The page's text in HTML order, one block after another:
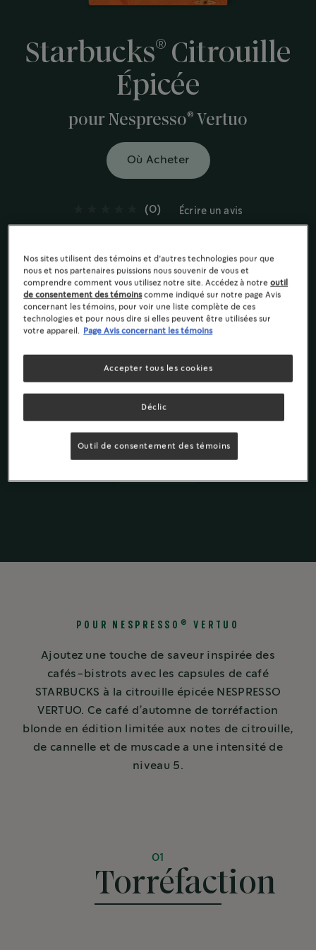
Starbucks® Citrouille
Épicée
pour Nespresso® Vertuo
Où Acheter
(0) Écrire un avis
torréfaction blonde aromatisé aux notes de citrouille,
de cannelle et de muscade.
Starbucks Torréfaction Blonde
Notes de citrouille, de cannelle et de muscad
Ingrédients & Valeur Nutritive
Starbucks®par
POUR NESPRESSO ® VERTUO
Ajoutez une touche de saveur inspirée des
cafés-bistrots avec les capsules de café
STARBUCKS à la citrouille épicée NESPRESSO
VERTUO. Ce café d’automne de torréfaction
blonde en édition limitée aux notes de citrouille,
de cannelle et de muscade a une intensité de
niveau 5.
01
Torréfaction
Nos sites utilisent des témoins et d’autres technologies pour que
nous et nos partenaires puissions nous souvenir de vous et
comprendre comment vous utilisez notre site. Accédez à notreoutil
de consentement des témoinscomme indiqué sur notre page Avis
concernant les témoins, pour voir une liste complète de ces
technologies et pour nous dire si elles peuvent être utilisées sur
votre appareil.
Page Avis concernant les témoins
Déclic
Accepter tous les cookies
Outil de consentement des témoins